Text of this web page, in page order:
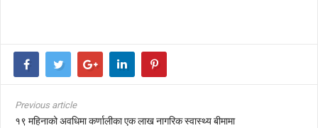
Previous article
१९ महिनाको अवधिमा कर्णालीका एक लाख नागरिक स्वास्थ्य बीमामा